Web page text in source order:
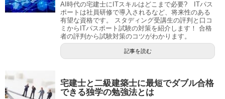
AI時代の宅建士にITスキルはどこまで必要? ITパス
ポートは社員研修で導入されるなど、将来性のある
有望な資格です。 スタディング受講生の評判と口コ
ミからITパスポート試験の対策を紹介します！ 合格
者の評判から試験対策のコツがわかります。
記事を読む
宅建士と二級建築士に最短でダブル合格
できる独学の勉強法とは